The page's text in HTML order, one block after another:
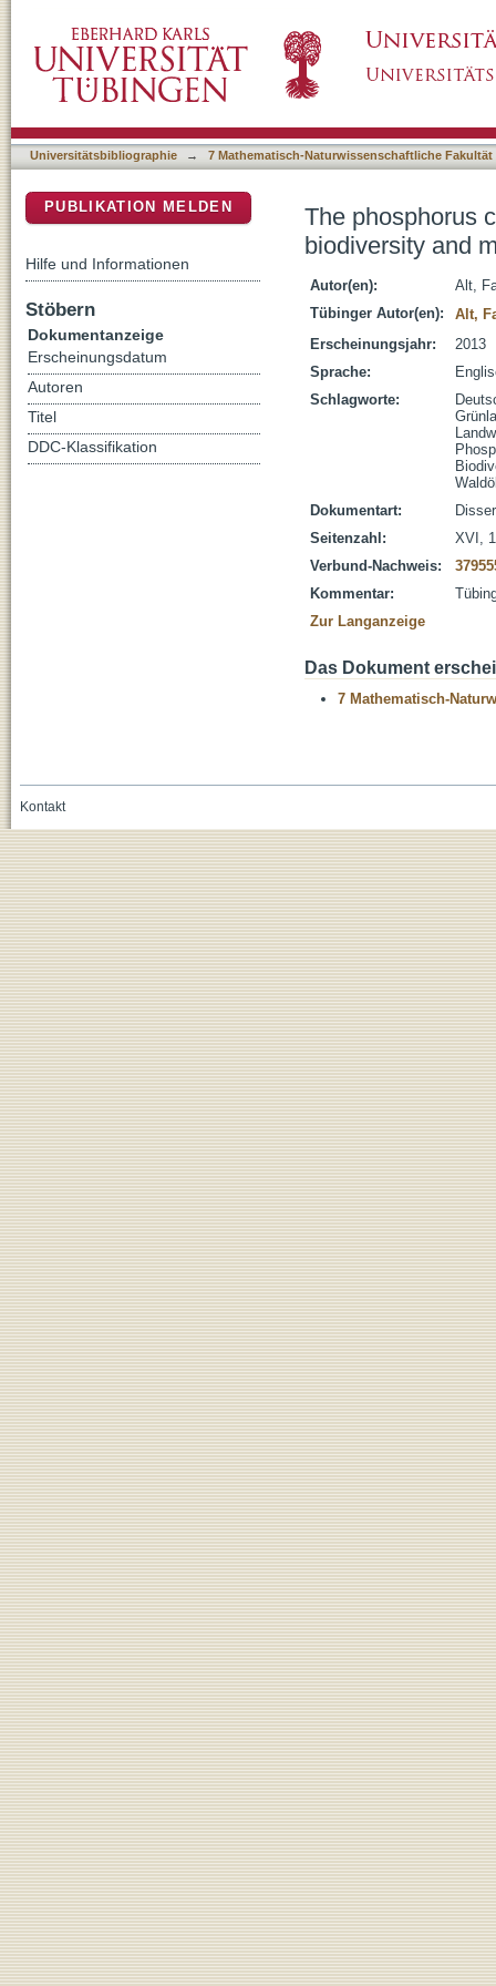
management
Universitätsbibliographie → 7 Mathematisch-Naturwissenschaftliche Fakultät
The phosphorus
biodiversity and
Autor(en):
Alt,
Tübinger Autor(en):
Alt,
Erscheinungsjahr:
2013
Sprache:
Schlagworte:
Dokumentart:
Seitenzahl:
XVI,
Verbund-Nachweis:
Kommentar:
Zur Langanzeige
Das Dokument
7 Mathematisch-
PUBLIKATION MELDEN
Hilfe und Informationen
Stöbern
Dokumentanzeige
Erscheinungsdatum
Autoren
Titel
DDC-Klassifikation
Kontakt